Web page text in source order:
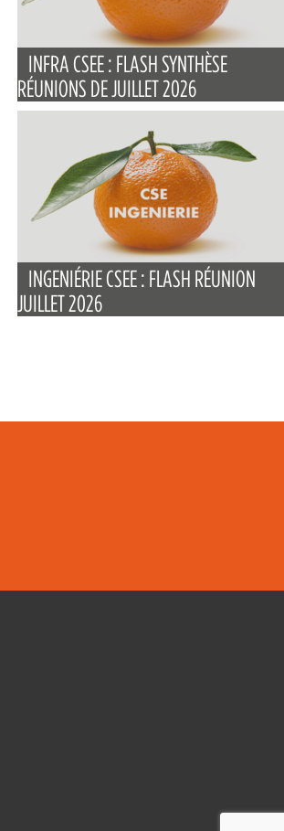
INFRA CSEE : FLASH SYNTHÈSE
RÉUNIONS DE JUILLET 2026
INGENIÉRIE CSEE : FLASH RÉUNION
JUILLET 2026